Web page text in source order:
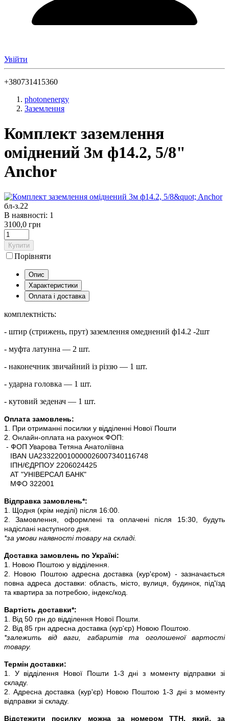
Увійти
+380731415360
photonenergy
Заземлення
Комплект заземлення
оміднений 3м ф14.2, 5/8"
Anchor
бл-з.22
В наявності: 1
3100,0 грн
Купити
Порівняти
Опис
Характеристики
Оплата і доставка
комплектність:
- штир (стрижень, прут) заземлення омеднений ф14.2 -2шт
- муфта латунна — 2 шт.
- наконечник звичайний із різзю — 1 шт.
- ударна головка — 1 шт.
- кутовий зеденач — 1 шт.
Оплата замовлень:
1. При отриманні посилки у відділенні Нової Пошти
2. Онлайн-оплата на рахунок ФОП:
- ФОП Уварова Тетяна Анатоліївна
IBAN UA233220010000026007340116748
ІПН/ЄДРПОУ 2206024425
АТ "УНІВЕРСАЛ БАНК"
МФО 322001
Відправка замовлень*:
1. Щодня (крім неділі) після 16:00.
2. Замовлення, оформлені та оплачені після 15:30, будуть
надіслані наступного дня.
*за умови наявності товару на складі.
Доставка замовлень по Україні:
1. Новою Поштою у відділення.
2. Новою Поштою адресна доставка (кур'єром) - зазначається
повна адреса доставки: область, місто, вулиця, будинок, під'їзд
та квартира за потребою, індекс/код.
Вартість доставки*:
1. Від 50 грн до відділення Нової Пошти.
2. Від 85 грн адресна доставка (кур'єр) Новою Поштою.
*залежить від ваги, габаритів та оголошеної вартості
товару.
Термін доставки:
1. У відділення Нової Пошти 1-3 дні з моменту відправки зі
складу.
2. Адресна доставка (кур'єр) Новою Поштою 1-3 дні з моменту
відправки зі складу.
Відстежити посилку можна за номером ТТН, який, за